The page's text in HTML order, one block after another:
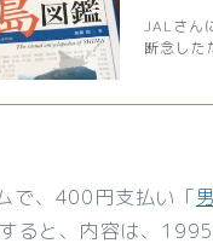
JALさん
断念した
で、400円支払い「
ると、内容は、